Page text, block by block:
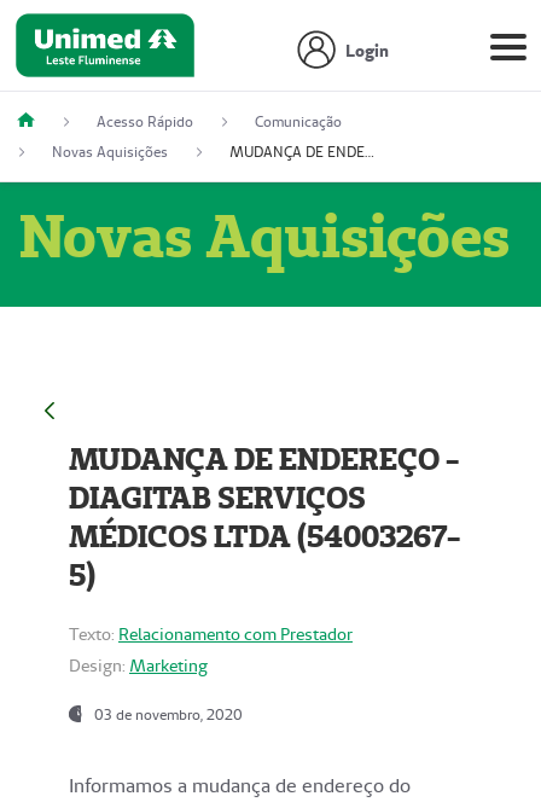
Login
Acesso Rápido
Comunicação
Novas Aquisições
MUDANÇA DE ENDEREÇO - DIAGITAB SERVIÇOS MÉDICOS LTDA (54003267-5)
Novas Aquisições
MUDANÇA DE ENDEREÇO -
DIAGITAB SERVIÇOS
MÉDICOS LTDA (54003267-
5)
Texto: Relacionamento com Prestador
Design: Marketing
03 de novembro, 2020
Informamos a mudança de endereço do